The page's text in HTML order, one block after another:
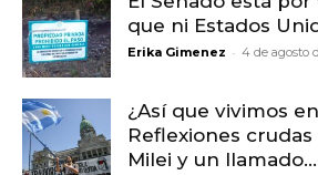
que ni Estados
Erika Gimenez - 4 de agosto
¿Así que vivimos
Reflexiones
Milei y un llamado...